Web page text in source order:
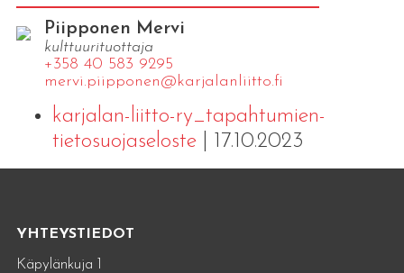
Piipponen Mervi
kulttuurituottaja
+358 40 583 9295
mervi.​piipponen@​kar​jala​nlii​tto.​fi
karjalan-liitto-ry_tapahtumien-
tietosuojaseloste| 17.10.2023
YHTEYSTIEDOT
Käpylänkuja 1